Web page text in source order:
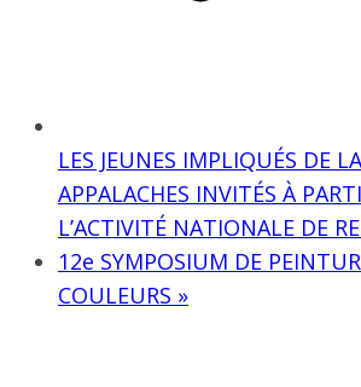
LES JEUNES IMPLIQUÉS DE
APPALACHES INVITÉS À
L’ACTIVITÉ NATIONALE DE
12e SYMPOSIUM DE
COULEURS »